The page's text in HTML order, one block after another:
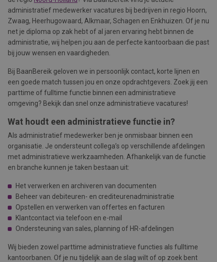
administratief medewerker vacatures bij bedrijven in regio Hoorn,
Zwaag, Heerhugowaard, Alkmaar, Schagen en Enkhuizen. Of je nu
net je diploma op zak hebt of al jaren ervaring hebt binnen de
administratie, wij helpen jou aan de perfecte kantoorbaan die past
bij jouw wensen en vaardigheden.
Bij BaanBereik geloven we in persoonlijk contact, korte lijnen en
een goede match tussen jou en onze opdrachtgevers. Zoek jij een
parttime of fulltime functie binnen een administratieve
omgeving? Bekijk dan snel onze administratieve vacatures!
Wat houdt een administratieve functie in?
Als administratief medewerker ben je onmisbaar binnen een
organisatie. Je ondersteunt collega’s op verschillende afdelingen
met administratieve werkzaamheden. Afhankelijk van de functie
en branche kunnen je taken bestaan uit:
Het verwerken en archiveren van documenten
Beheer van debiteuren- en crediteurenadministratie
Opstellen en verwerken van offertes en facturen
Klantcontact via telefoon en e-mail
Ondersteuning van sales, planning of HR-afdelingen
Wij bieden zowel parttime administratieve functies als fulltime
kantoorbanen. Of je nu tijdelijk aan de slag wilt of op zoek bent